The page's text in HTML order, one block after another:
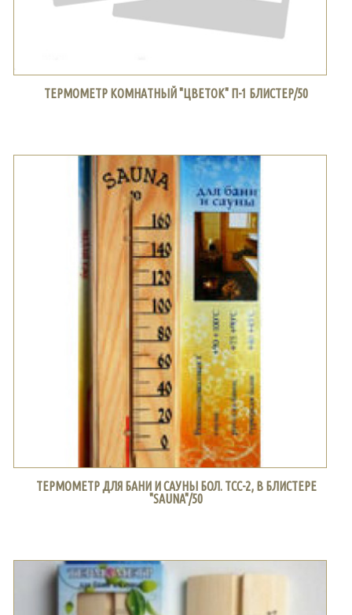
ТЕРМОМЕТР КОМНАТНЫЙ "ЦВЕТОК" П-1 БЛИСТЕР/50
ТЕРМОМЕТР ДЛЯ БАНИ И САУНЫ БОЛ. ТСС-2, В БЛИСТЕРЕ
"SAUNA"/50